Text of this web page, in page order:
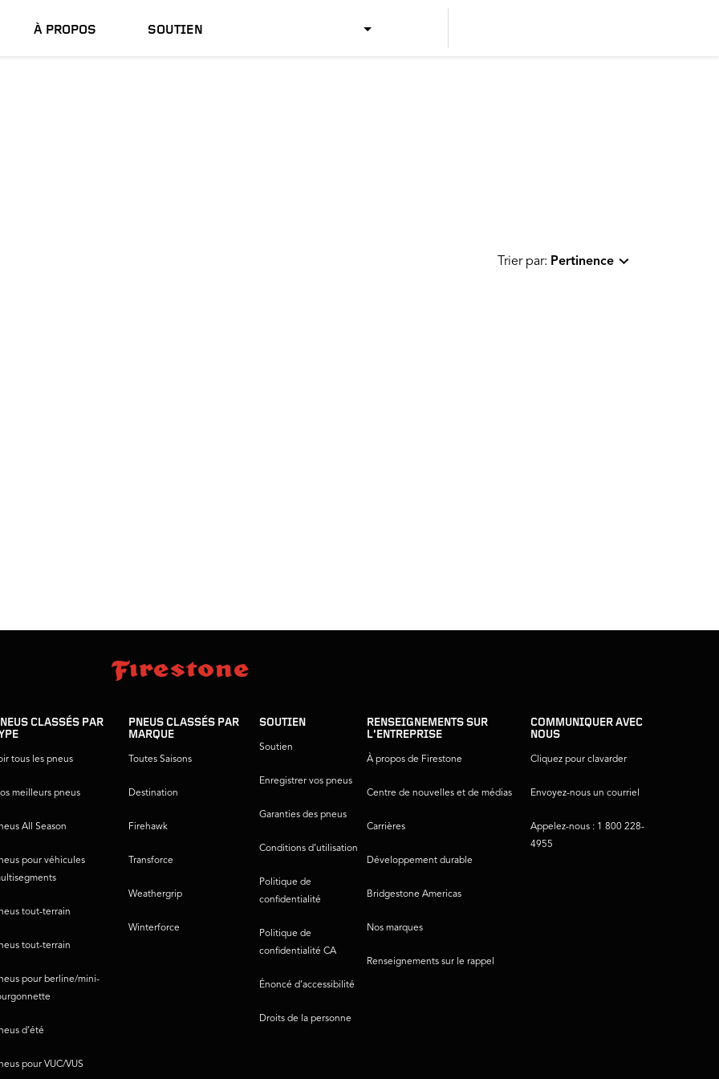
À PROPOS SOUTIEN
Trier par: Pertinence
CLASSÉS PAR
tous les pneus
meilleurs pneus
All Season
pour véhicules
tout-terrain
tout-terrain
pour berline/mini-
d’été
pour VUC/VUS
PNEUS CLASSÉS PAR
MARQUE
Toutes Saisons
Destination
Firehawk
Transforce
Weathergrip
Winterforce
SOUTIEN
Soutien
Enregistrer vos pneus
Garanties des pneus
Conditions d’utilisation
Politique de
confidentialité
Politique de
confidentialité CA
Énoncé d’accessibilité
Droits de la personne
RENSEIGNEMENTS SUR
L’ENTREPRISE
À propos de Firestone
Centre de nouvelles et de médias
Carrières
Développement durable
Bridgestone Americas
Nos marques
Renseignements sur le rappel
COMMUNIQUER AVEC
NOUS
Cliquez pour clavarder
Envoyez-nous un courriel
Appelez-nous : 1 800 228-
4955